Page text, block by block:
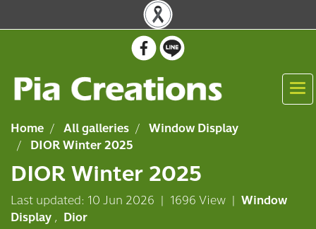
Home All galleries
Window Display
DIOR Winter 2025
DIOR Winter 2025
Last updated: 10 Jun 2026 | 1696 View | Window
Display , Dior